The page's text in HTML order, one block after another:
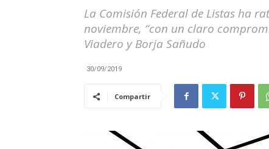
La Comisión Federal de Listas ha
noviembre, “con un claro
Viadero y Borja Sañudo
30/09/2019
Compartir